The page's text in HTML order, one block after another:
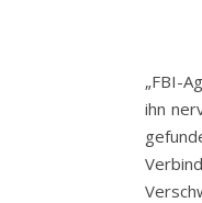
„FBI-
ihn